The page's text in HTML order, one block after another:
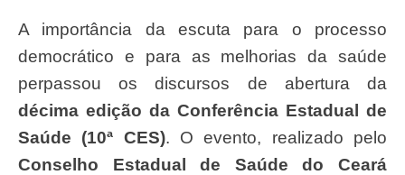
A importância da escuta para o processo
democrático e para as melhorias da saúde
perpassou os discursos de abertura da
décima edição da Conferência Estadual de
Saúde (10ª CES). O evento, realizado pelo
Conselho Estadual de Saúde do Ceará